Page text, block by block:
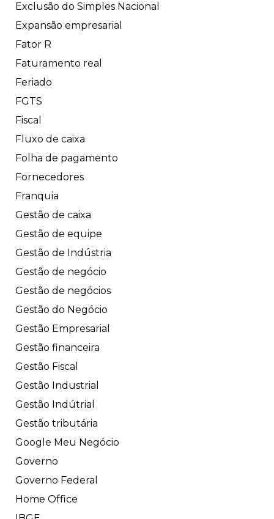
Exclusão do Simples Nacional
Expansão empresarial
Fator R
Faturamento real
Feriado
FGTS
Fiscal
Fluxo de caixa
Folha de pagamento
Fornecedores
Franquia
Gestão de caixa
Gestão de equipe
Gestão de Indústria
Gestão de negócio
Gestão de negócios
Gestão do Negócio
Gestão Empresarial
Gestão financeira
Gestão Fiscal
Gestão Industrial
Gestão Indútrial
Gestão tributária
Google Meu Negócio
Governo
Governo Federal
Home Office